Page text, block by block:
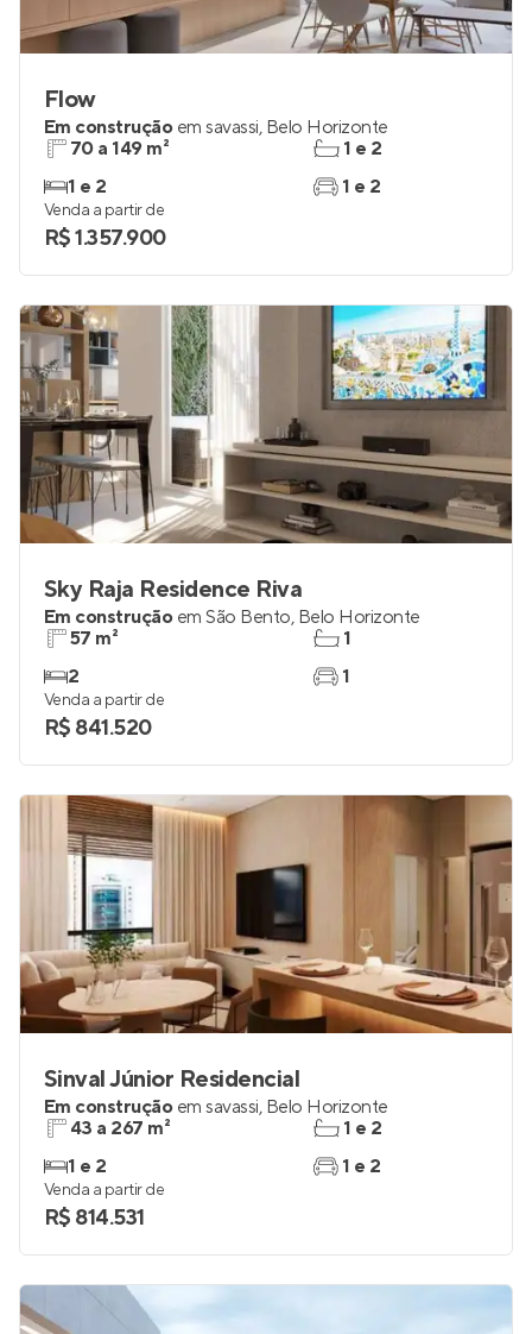
Flow
Em construção em savassi, Belo Horizonte
70 a 149 m²
1 e 2
1 e 2
1 e 2
Venda a partir de
R$ 1.357.900
Sky Raja Residence Riva
Em construção em São Bento, Belo Horizonte
57 m²
2
1
1
Venda a partir de
R$ 841.520
Sinval Júnior Residencial
Em construção em savassi, Belo Horizonte
43 a 267 m²
1 e 2
1 e 2
1 e 2
Venda a partir de
R$ 814.531